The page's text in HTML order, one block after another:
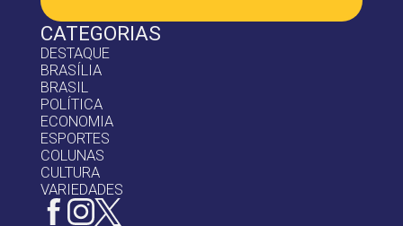
CATEGORIAS
DESTAQUE
BRASÍLIA
BRASIL
POLÍTICA
ECONOMIA
ESPORTES
COLUNAS
CULTURA
VARIEDADES